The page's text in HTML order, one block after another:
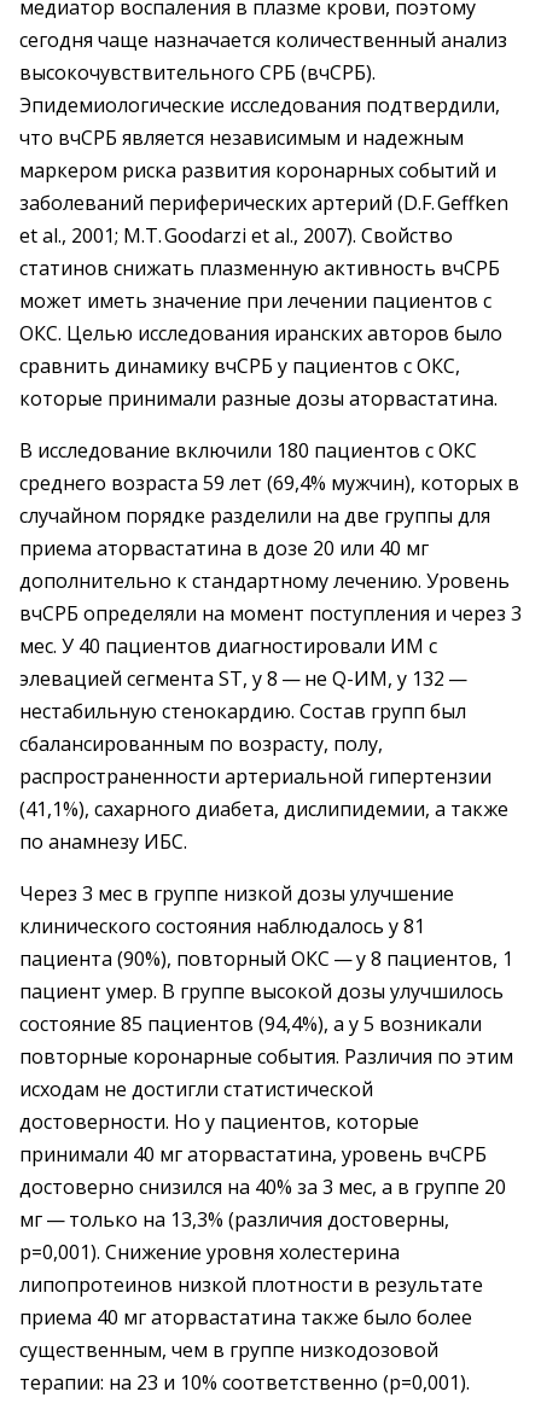
медиатор воспаления в плазме крови, поэтому
сегодня чаще назначается количественный анализ
высокочувствительного СРБ (вчСРБ).
Эпидемиологические исследования подтвердили,
что вчСРБ является независимым и надежным
маркером риска развития коронарных событий и
заболеваний периферических артерий (D.F. Geffken
et al., 2001; M.T. Goodarzi et al., 2007). Свойство
статинов снижать плазменную активность вчСРБ
может иметь значение при лечении пациентов с
ОКС. Целью исследования иранских авторов было
сравнить динамику вчСРБ у пациентов с ОКС,
которые принимали разные дозы аторвастатина.
В исследование включили 180 пациентов с ОКС
среднего возраста 59 лет (69,4% мужчин), которых в
случайном порядке разделили на две группы для
приема аторвастатина в дозе 20 или 40 мг
дополнительно к стандартному лечению. Уровень
вчСРБ определяли на момент поступления и через 3
мес. У 40 пациентов диагностировали ИМ с
элевацией сегмента ST, у 8 — не Q-ИМ, у 132 —
нестабильную стенокардию. Состав групп был
сбалансированным по возрасту, полу,
распространенности артериальной гипертензии
(41,1%), сахарного диабета, дислипидемии, а также
по анамнезу ИБС.
Через 3 мес в группе низкой дозы улучшение
клинического состояния наблюдалось у 81
пациента (90%), повторный ОКС — у 8 пациентов, 1
пациент умер. В группе высокой дозы улучшилось
состояние 85 пациентов (94,4%), а у 5 возникали
повторные коронарные события. Различия по этим
исходам не достигли статистической
достоверности. Но у пациентов, которые
принимали 40 мг аторвастатина, уровень вчСРБ
достоверно снизился на 40% за 3 мес, а в группе 20
мг — только на 13,3% (различия достоверны,
р=0,001). Снижение уровня холестерина
липопротеинов низкой плотности в результате
приема 40 мг аторвастатина также было более
существенным, чем в группе низкодозовой
терапии: на 23 и 10% соответственно (р=0,001).